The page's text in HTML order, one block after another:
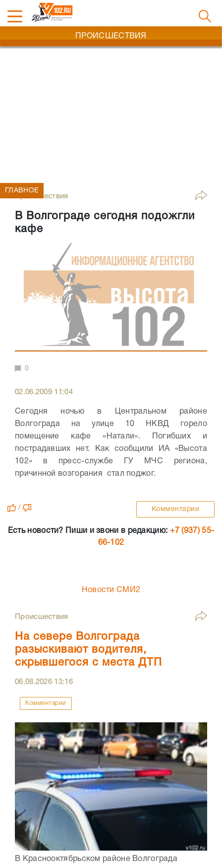
ПРОИСШЕСТВИЯ
Происшествия
В Волгограде сегодня подожгли
кафе
ГЛАВНОЕ
0
02.06.2009 11:04
Сегодня ночью в Центральном районе
Волгограда на улице 10 НКВД горело
помещение кафе «Натали». Погибших и
пострадавших нет. Как сообщили ИА «Высота
102» в пресс-службе ГУ МЧС региона,
причинной возгорания стал поджог.
/ Комментарии
Есть новости? Пиши и звони в редакцию: +7 (937) 55-
66-102
Новости СМИ2
Происшествия
На севере Волгограда
разыскивают водителя,
скрывшегося с места ДТП
06.08.2026 13:16
Комментарии
В Краснооктябрьском районе Волгограда